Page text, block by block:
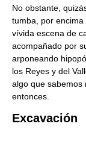
No obstante,
tumba, por
vívida escena de
acompañado por
arponeando
los Reyes y del
algo que sabemos
entonces.
Excavación